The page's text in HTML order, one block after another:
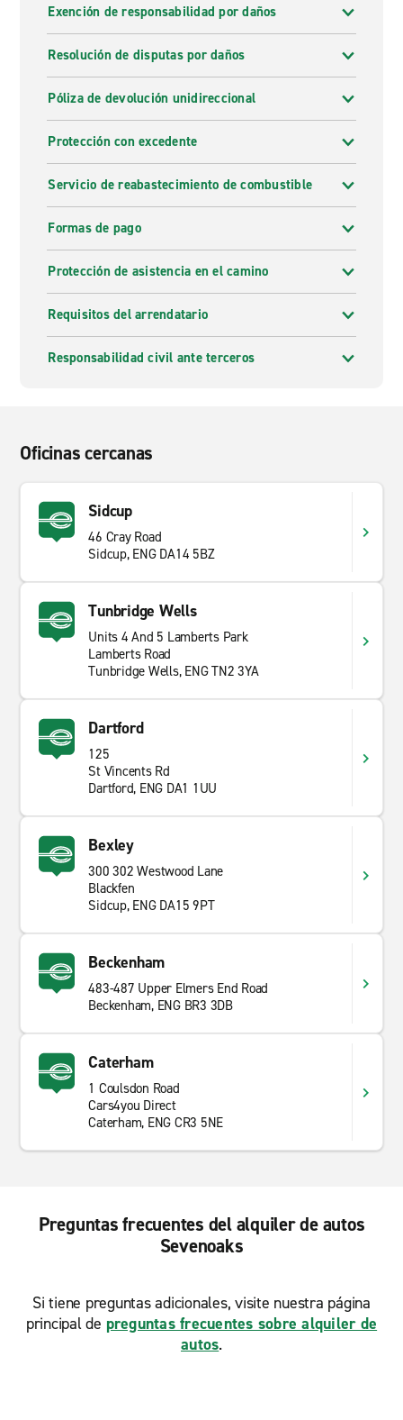
Exención de responsabilidad por daños
Resolución de disputas por daños
Póliza de devolución unidireccional
Protección con excedente
Servicio de reabastecimiento de combustible
Formas de pago
Protección de asistencia en el camino
Requisitos del arrendatario
Responsabilidad civil ante terceros
Oficinas cercanas
Sidcup
46 Cray Road
Sidcup, ENG DA14 5BZ
Tunbridge Wells
Units 4 And 5 Lamberts Park
Lamberts Road
Tunbridge Wells, ENG TN2 3YA
Dartford
125
St Vincents Rd
Dartford, ENG DA1 1UU
Bexley
300 302 Westwood Lane
Blackfen
Sidcup, ENG DA15 9PT
Beckenham
483-487 Upper Elmers End Road
Beckenham, ENG BR3 3DB
Caterham
1 Coulsdon Road
Cars4you Direct
Caterham, ENG CR3 5NE
Preguntas frecuentes del alquiler de autos
Sevenoaks
Si tiene preguntas adicionales, visite nuestra página
principal de preguntas frecuentes sobre alquiler de
autos.